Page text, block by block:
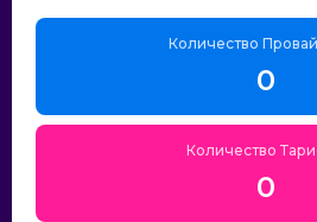
Количество
0
Количество
0